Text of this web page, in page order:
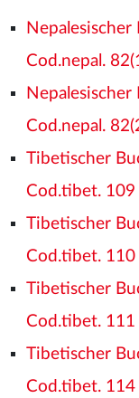
Nepalesischer
Cod.nepal.
Nepalesischer
Cod.nepal.
Tibetischer
Cod.tibet. 109
Tibetischer
Cod.tibet. 110
Tibetischer
Cod.tibet. 111
Tibetischer
Cod.tibet. 114